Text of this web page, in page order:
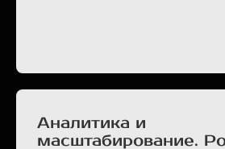
Аналитика и
масштабирование.